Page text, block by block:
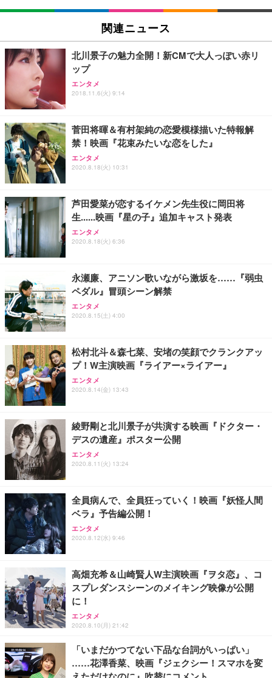
SIHOO B100 オフィスチェア／デスクチェア メッシ
ュチェア 人間工学 疲れない ブラック
￥27,999
ワーク チェア 強化バックレスト 30度ロッキング機
能 人間工学 椅子 腰サポート 90度跳ね上げ式アーム
務用 おしゃれ パソコンチェア (ブラック)
Sezlife オフィスチェア デスクチェア 疲れない テレ
ワーク チェア 強化バックレスト 30度ロッキング機
能 人間工学 椅子 腰サポート 90度跳ね上げ式アーム
務用 おしゃれ パソコンチェア (ホワイト)
ANDWINT オフィスチェア デスクチェア 肘なし メ
ッシュ 通気性 ランバーサポート付き 腰サポート ガ
ス圧無段階昇降 360度回転 キャスター付き コンパク
EIZO ビジネス向けプレミアムモニター | FlexScan
￥109,572
【純正品】27"ゲーミングモニター DualSense 充電
フック付き（CFI-ZDM1J）
【整備済み品】Dell E2724HS 27インチ 液晶モニタ
ー フルHD（1920×1080）VA 非光沢 HDMI/DisplayP
ort/VGA スピーカー内蔵 高さ調整 スイベル VESA対
【MiniLED/24.5inch/280Hz/FHD】GRAPHT THE S
HOOTER Gaming Monitor 24” Essential ゲーミン
グモニター QD 24.5インチ 1ms FHD 量子ドット 残
Amazonベーシック ペットシーツ 厚型 ワイド 42枚
x2袋(84枚) ホワイト(吸収面:ライトブルー)
￥3,234
ネオ・ルーライフ ネオ・オムツ L 中型犬用 26枚入
り 単品
Smart Basic(スマートベーシック) 【Amazon.co.jp
限定】 Smart Basic アイリスオーヤマ ペットシーツ
超厚型 お徳用 ワイド 100枚入 (x 1) (ケース販売)
アイリスオーヤマ ペットシーツ 超厚型 お徳用 レギ
ュラー 200枚入【Amazon.co.jp限定】
関連ニュース
北川景子の魅力全開！新CMで大人っぽい赤リ
ップ
エンタメ
2018.11.6(火) 9:14
菅田将暉＆有村架純の恋愛模様描いた特報解
禁！映画『花束みたいな恋をした』
エンタメ
2020.8.18(火) 10:31
芦田愛菜が恋するイケメン先生役に岡田将
生......映画『星の子』追加キャスト発表
エンタメ
2020.8.18(火) 6:36
永瀬廉、アニソン歌いながら激坂を……『弱虫
ペダル』冒頭シーン解禁
エンタメ
2020.8.15(土) 4:00
松村北斗＆森七菜、安堵の笑顔でクランクアッ
プ！W主演映画『ライアー×ライアー』
エンタメ
2020.8.14(金) 13:43
綾野剛と北川景子が共演する映画『ドクター・
デスの遺産』ポスター公開
エンタメ
2020.8.11(火) 13:24
全員病んで、全員狂っていく！映画『妖怪人間
ベラ』予告編公開！
エンタメ
2020.8.12(水) 9:46
高畑充希＆山崎賢人W主演映画『ヲタ恋』、コ
スプレダンスシーンのメイキング映像が公開
に！
エンタメ
2020.8.10(月) 21:42
「いまだかつてない下品な台詞がいっぱい」
……花澤香菜、映画『ジェクシー！スマホを変